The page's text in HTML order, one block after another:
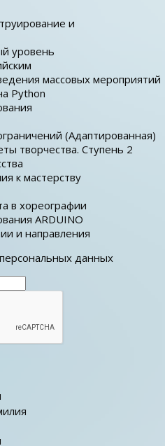
и
уровень
массовых мероприятий
Python
(Адаптированная)
творчества. Ступень 2
к мастерству
в хореографии
ARDUINO
и направления
данных